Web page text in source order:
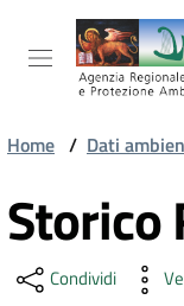
Salta al contenuto
Salta alla navigazione
Salta al footer
TEMI
Home / Dati
Storico
Condividi